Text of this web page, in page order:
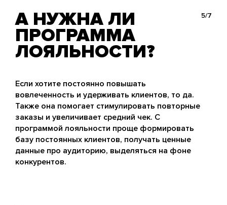
А НУЖНА ЛИ
ПРОГРАММА
ЛОЯЛЬНОСТИ?
5/7
Если хотите постоянно повышать
вовлеченность и удерживать клиентов, то да.
Также она помогает стимулировать повторные
заказы и увеличивает средний чек. С
программой лояльности проще формировать
базу постоянных клиентов, получать ценные
данные про аудиторию, выделяться на фоне
конкурентов.